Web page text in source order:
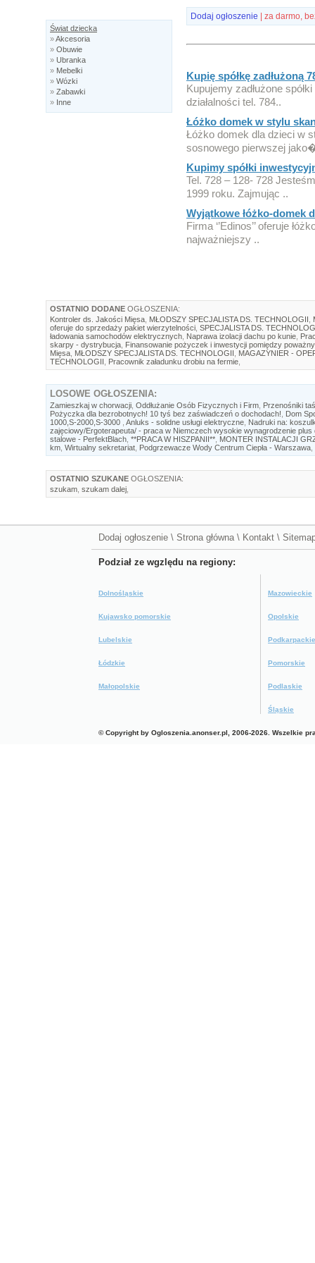
Świat dziecka
»Akcesoria
» Obuwie
» Ubranka
» Mebelki
» Wózki
» Zabawki
» Inne
Dodaj ogłoszenie | za darmo,
Kupię spółkę zadłużoną
Kupujemy zadłużone
działalności tel. 784..
Łóżko domek w stylu
Łóżko domek dla dzieci w
sosnowego pierwszej
Kupimy spółki
Tel. 728 – 128- 728
1999 roku. Zajmując ..
Wyjątkowe łóżko-domek
Firma ‘’Edinos’’ oferuje
najważniejszy ..
OSTATNIO DODANE OGŁOSZENIA:
Kontroler ds. Jakości Mięsa MŁODSZY SPECJALISTA DS. TECHNOLOGII
oferuje do sprzedaży pakiet wierzytelności SPECJALISTA DS.
ładowania samochodów elektrycznych Naprawa izolacji dachu po kunie
skarpy - dystrybucja
Finansowanie pożyczek i inwestycji pomiędzy
Mięsa MŁODSZY SPECJALISTA DS. TECHNOLOGII
MAGAZYNIER -
TECHNOLOGII
Pracownik załadunku drobiu na fermie
LOSOWE OGŁOSZENIA:
Zamieszkaj w chorwacji Oddłużanie Osób Fizycznych i Firm
Przenośniki
Pożyczka dla bezrobotnych! 10 tyś bez zaświadczeń o dochodach!
Dom
1000,S-2000,S-3000
Anluks - solidne usługi elektryczne Nadruki na:
zajęciowy/Ergoterapeuta/ - praca w Niemczech wysokie wynagrodzenie plus
stalowe - PerfektBlach **PRACA W HISZPANII** MONTER INSTALACJI
km Wirtualny sekretariat Podgrzewacze Wody Centrum Ciepła - Warszawa
OSTATNIO SZUKANE OGŁOSZENIA:
szukam szukam dalej
Dodaj ogłoszenie \ Strona główna\ Kontakt \
Podział ze wgzlędu na regiony:
Dolnośląskie
Kujawsko pomorskie
Lubelskie
Łódzkie
Małopolskie
Mazowieckie
Opolskie
Podkarpackie
Pomorskie
Podlaskie
Śląskie
© Copyright by Ogloszenia.anonser.pl, 2006-2026. Wszelkie